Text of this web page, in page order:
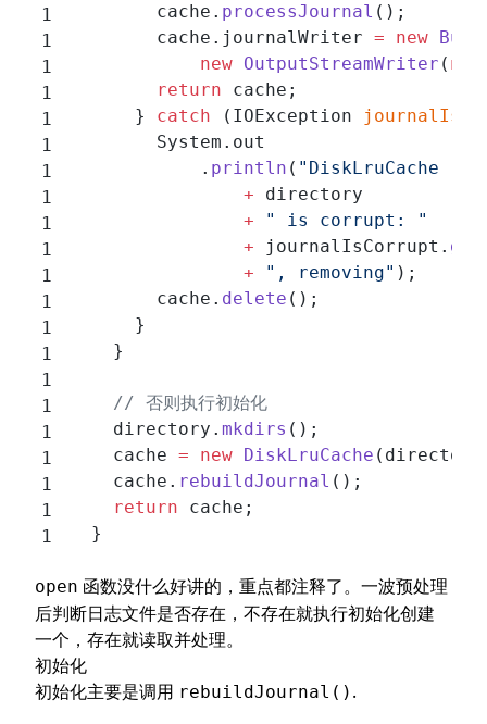
        cache.
processJournal ();
        cache.journalWriter
= new
            new
OutputStreamWriter ( new
        return
cache;
      }
catch (IOException
        System.out
            .
println ( "DiskLruCache "
                +
directory
                +
" is corrupt: "
                +
journalIsCorrupt.
                +
", removing" );
        cache.
delete ();
      }
    }
    // 否则执行初始化
    directory.
mkdirs ();
    cache
= new DiskLruCache
    cache.
rebuildJournal ();
    return
cache;
  }
open 函数没什么好讲的，重点都注释了。一波预处理
后判断日志文件是否存在，不存在就执行初始化创建
一个，存在就读取并处理。
初始化
初始化主要是调用 rebuildJournal() .